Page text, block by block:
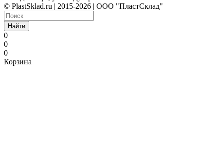
© PlastSklad.ru | 2015-2026 | ООО "ПластСклад"
Найти
0
0
0
Корзина